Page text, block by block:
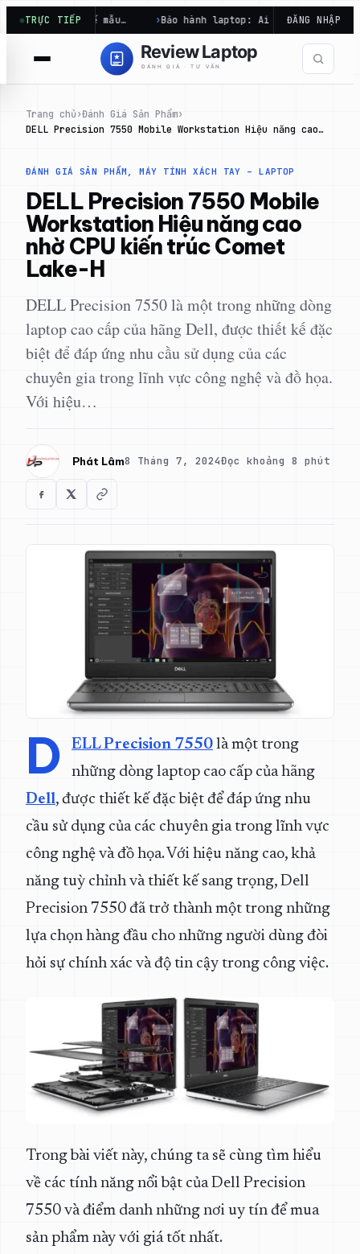
Chuyển
đến
phần
TRỰC TIẾP
kế mẫu… Bảo hành laptop: Ai mới là người chịu trách
ĐĂNG NHẬP
Trang chủ›Đánh Giá Sản Phẩm›
DELL Precision 7550 Mobile Workstation Hiệu năng cao…
ĐÁNH GIÁ SẢN PHẨM , MÁY TÍNH XÁCH TAY – LAPTOP
DELL Precision 7550 Mobile
Workstation Hiệu năng cao
nhờ CPU kiến trúc Comet
Lake-H
DELL Precision 7550 là một trong những dòng
laptop cao cấp của hãng Dell, được thiết kế đặc
biệt để đáp ứng nhu cầu sử dụng của các
chuyên gia trong lĩnh vực công nghệ và đồ họa.
Với hiệu…
Phát Lâm8 Tháng 7, 2024Đọc khoảng 8 phút
D ELL Precision 7550 là một trong
những dòng laptop cao cấp của hãng
Dell, được thiết kế đặc biệt để đáp ứng nhu
cầu sử dụng của các chuyên gia trong lĩnh vực
công nghệ và đồ họa. Với hiệu năng cao, khả
năng tuỳ chỉnh và thiết kế sang trọng, Dell
Precision 7550 đã trở thành một trong những
lựa chọn hàng đầu cho những người dùng đòi
hỏi sự chính xác và độ tin cậy trong công việc.
Trong bài viết này, chúng ta sẽ cùng tìm hiểu
về các tính năng nổi bật của Dell Precision
7550 và điểm danh những nơi uy tín để mua
sản phẩm này với giá tốt nhất.